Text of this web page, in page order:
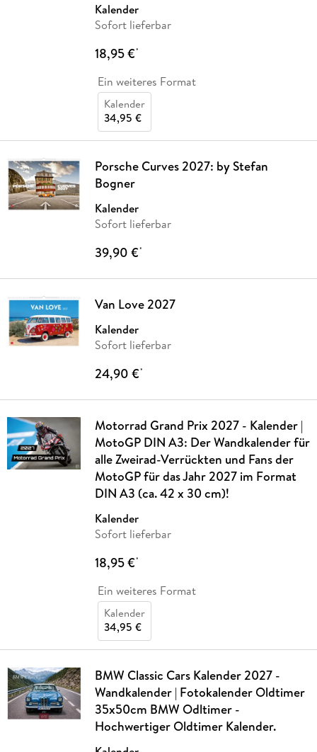
Kalender
Sofort lieferbar
18,95 €*
Ein weiteres Format
Kalender
34,95 €
Porsche Curves 2027: by Stefan
Bogner
Kalender
Sofort lieferbar
39,90 €*
Van Love 2027
Kalender
Sofort lieferbar
24,90 €*
Motorrad Grand Prix 2027 - Kalender |
MotoGP DIN A3: Der Wandkalender für
alle Zweirad-Verrückten und Fans der
MotoGP für das Jahr 2027 im Format
DIN A3 (ca. 42 x 30 cm)!
Kalender
Sofort lieferbar
18,95 €*
Ein weiteres Format
Kalender
34,95 €
BMW Classic Cars Kalender 2027 -
Wandkalender | Fotokalender Oldtimer
35x50cm BMW Odltimer -
Hochwertiger Oldtimer Kalender.